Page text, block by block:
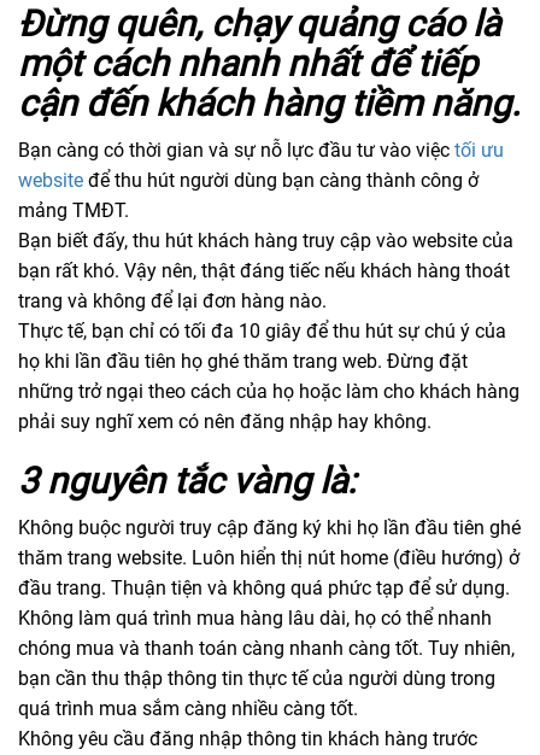
Đừng quên, chạy quảng cáo là
một cách nhanh nhất để tiếp
cận đến khách hàng tiềm năng.
Bạn càng có thời gian và sự nỗ lực đầu tư vào việc tối ưu
website để thu hút người dùng bạn càng thành công ở
mảng TMĐT.
Bạn biết đấy, thu hút khách hàng truy cập vào website của
bạn rất khó. Vậy nên, thật đáng tiếc nếu khách hàng thoát
trang và không để lại đơn hàng nào.
Thực tế, bạn chỉ có tối đa 10 giây để thu hút sự chú ý của
họ khi lần đầu tiên họ ghé thăm trang web. Đừng đặt
những trở ngại theo cách của họ hoặc làm cho khách hàng
phải suy nghĩ xem có nên đăng nhập hay không.
3 nguyên tắc vàng là:
Không buộc người truy cập đăng ký khi họ lần đầu tiên ghé
thăm trang website. Luôn hiển thị nút home (điều hướng) ở
đầu trang. Thuận tiện và không quá phức tạp để sử dụng.
Không làm quá trình mua hàng lâu dài, họ có thể nhanh
chóng mua và thanh toán càng nhanh càng tốt. Tuy nhiên,
bạn cần thu thập thông tin thực tế của người dùng trong
quá trình mua sắm càng nhiều càng tốt.
Không yêu cầu đăng nhập thông tin khách hàng trước